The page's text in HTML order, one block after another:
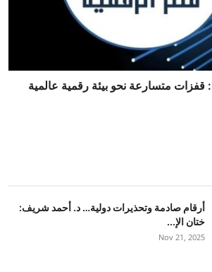
متسارعة نحو بيئة رقمية عالمية
أرقام صادمة وتحذيرات دولية… د. أحمد شريف:
ختان الإ...
Nov 21, 2025